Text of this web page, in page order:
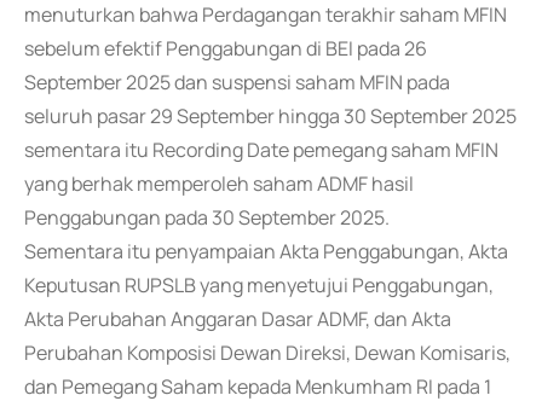
menuturkan bahwa Perdagangan terakhir saham MFIN
sebelum efektif Penggabungan di BEI pada 26
September 2025 dan suspensi saham MFIN pada
seluruh pasar 29 September hingga 30 September 2025
sementara itu Recording Date pemegang saham MFIN
yang berhak memperoleh saham ADMF hasil
Penggabungan pada 30 September 2025.
Sementara itu penyampaian Akta Penggabungan, Akta
Keputusan RUPSLB yang menyetujui Penggabungan,
Akta Perubahan Anggaran Dasar ADMF, dan Akta
Perubahan Komposisi Dewan Direksi, Dewan Komisaris,
dan Pemegang Saham kepada Menkumham RI pada 1